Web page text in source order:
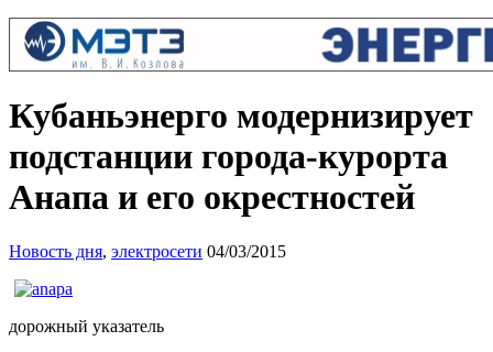
Кубаньэнерго модернизирует
подстанции города-курорта
Анапа и его окрестностей
Новость дня, электросети 04/03/2015
дорожный указатель